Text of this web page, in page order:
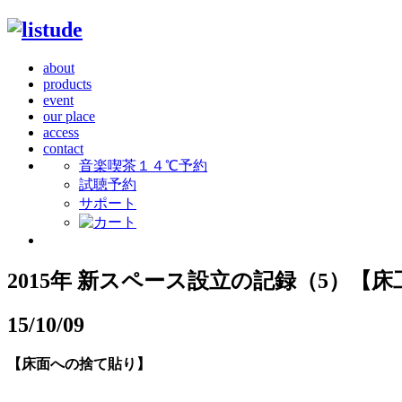
about
products
event
our place
access
contact
音楽喫茶１４℃予約
試聴予約
サポート
2015年 新スペース設立の記録（5）【床
15/10/09
【床面への捨て貼り】